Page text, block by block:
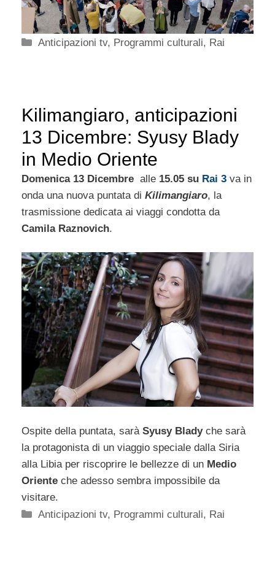
Categorie
Anticipazioni tv, Programmi culturali, Rai
Kilimangiaro, anticipazioni
13 Dicembre: Syusy Blady
in Medio Oriente
Domenica 13 Dicembre alle 15.05 su Rai 3 va in
onda una nuova puntata di Kilimangiaro, la
trasmissione dedicata ai viaggi condotta da
Camila Raznovich.
Ospite della puntata, sarà Syusy Bladyche sarà
la protagonista di un viaggio speciale dalla Siria
alla Libia per riscoprire le bellezze di un Medio
Oriente che adesso sembra impossibile da
visitare.
Categorie
Anticipazioni tv, Programmi culturali, Rai